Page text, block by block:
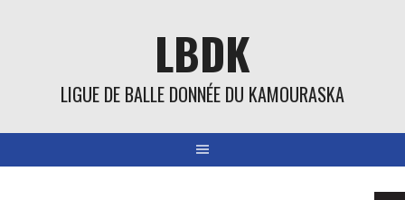
LBDK
LIGUE DE BALLE DONNÉE DU KAMOURASKA